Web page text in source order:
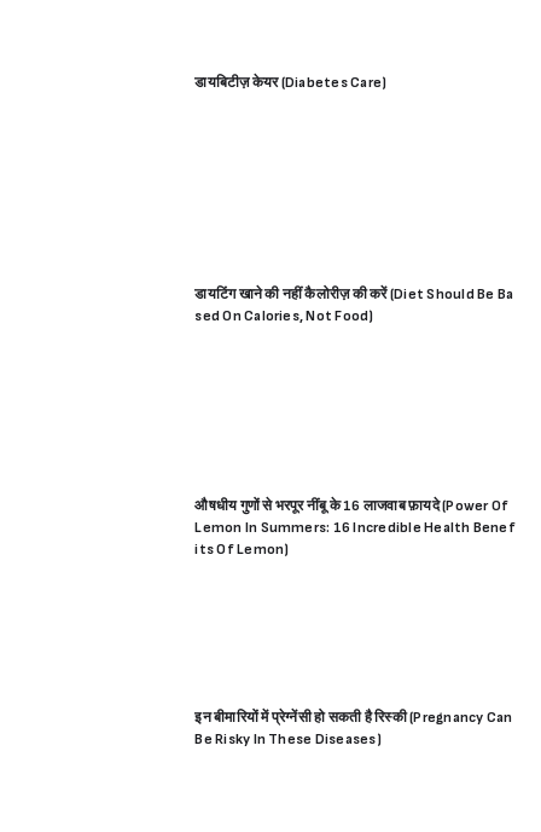
डायबिटीज़ केयर (Diabetes Care)
डायटिंग खाने की नहीं कैलोरीज़ की करें (Diet Should Be Ba
sed On Calories, Not Food)
औषधीय गुणों से भरपूर नींबू के 16 लाजवाब फ़ायदे (Power Of
Lemon In Summers: 16 Incredible Health Benef
its Of Lemon)
इन बीमारियों में प्रेग्नेंसी हो सकती है रिस्की (Pregnancy Can
Be Risky In These Diseases)